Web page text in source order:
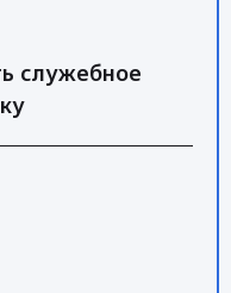
служебное